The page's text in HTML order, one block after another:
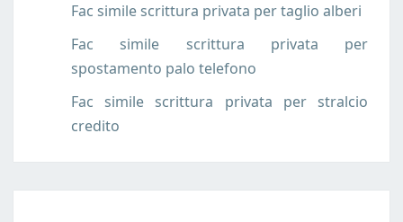
Fac simile scrittura privata per taglio alberi
Fac simile scrittura privata per
spostamento palo telefono
Fac simile scrittura privata per stralcio
credito